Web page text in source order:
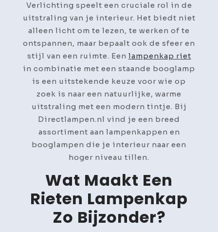
en
functionaliteit
Verlichting speelt een cruciale rol in de
uitstraling van je interieur. Het biedt niet
alleen licht om te lezen, te werken of te
ontspannen, maar bepaalt ook de sfeer en
stijl van een ruimte. Een lampenkap riet
in combinatie met een staande booglamp
is een uitstekende keuze voor wie op
zoek is naar een natuurlijke, warme
uitstraling met een modern tintje. Bij
Directlampen.nl vind je een breed
assortiment aan lampenkappen en
booglampen die je interieur naar een
hoger niveau tillen.
Wat Maakt Een
Rieten Lampenkap
Zo Bijzonder?